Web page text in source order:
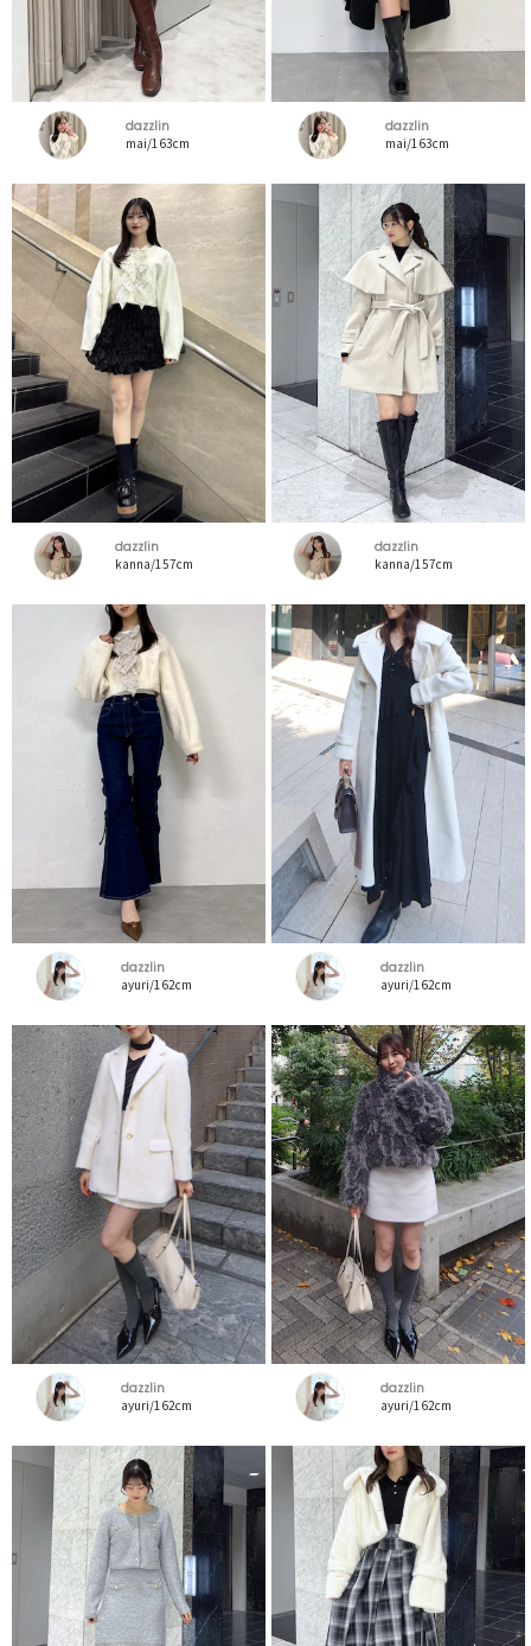
dazzlin
mai/163cm
dazzlin
mai/163cm
dazzlin
kanna/157cm
dazzlin
kanna/157cm
dazzlin
ayuri/162cm
dazzlin
ayuri/162cm
dazzlin
ayuri/162cm
dazzlin
ayuri/162cm